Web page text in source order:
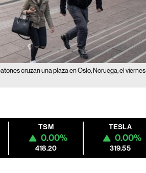
cruzan una plaza en Oslo, Noruega, el viernes
TSM
0.00%
418.20
TESLA
0.00%
319.55